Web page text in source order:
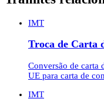
IMT
Troca de Carta
Conversão de carta
UE para carta de
IMT